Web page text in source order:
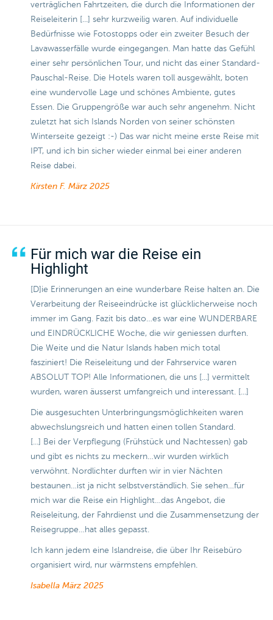
verträglichen Fahrtzeiten, die durch die Informationen der
Reiseleiterin [...] sehr kurzweilig waren. Auf individuelle
Bedürfnisse wie Fotostopps oder ein zweiter Besuch der
Lavawasserfälle wurde eingegangen. Man hatte das Gefühl
einer sehr persönlichen Tour, und nicht das einer Standard-
Pauschal-Reise. Die Hotels waren toll ausgewählt, boten
eine wundervolle Lage und schönes Ambiente, gutes
Essen. Die Gruppengröße war auch sehr angenehm. Nicht
zuletzt hat sich Islands Norden von seiner schönsten
Winterseite gezeigt :-) Das war nicht meine erste Reise mit
IPT, und ich bin sicher wieder einmal bei einer anderen
Reise dabei.
Kirsten F. März 2025
Für mich war die Reise ein
Highlight
[D]ie Erinnerungen an eine wunderbare Reise halten an. Die
Verarbeitung der Reiseeindrücke ist glücklicherweise noch
immer im Gang. Fazit bis dato…es war eine WUNDERBARE
und EINDRÜCKLICHE Woche, die wir geniessen durften.
Die Weite und die Natur Islands haben mich total
fasziniert! Die Reiseleitung und der Fahrservice waren
ABSOLUT TOP! Alle Informationen, die uns [...] vermittelt
wurden, waren äusserst umfangreich und interessant. [...]
Die ausgesuchten Unterbringungsmöglichkeiten waren
abwechslungsreich und hatten einen tollen Standard.
[...] Bei der Verpflegung (Frühstück und Nachtessen) gab
und gibt es nichts zu meckern…wir wurden wirklich
verwöhnt. Nordlichter durften wir in vier Nächten
bestaunen…ist ja nicht selbstverständlich. Sie sehen…für
mich war die Reise ein Highlight…das Angebot, die
Reiseleitung, der Fahrdienst und die Zusammensetzung der
Reisegruppe…hat alles gepasst.
Ich kann jedem eine Islandreise, die über Ihr Reisebüro
organisiert wird, nur wärmstens empfehlen.
Isabella März 2025